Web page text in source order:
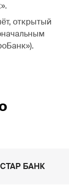
открытый
БАНК